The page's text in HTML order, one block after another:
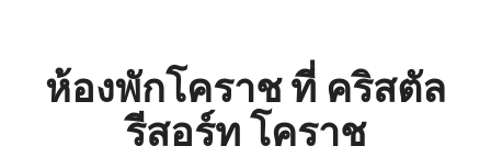
ห้องพักโคราช ที่ คริสตัล
รีสอร์ท โคราช